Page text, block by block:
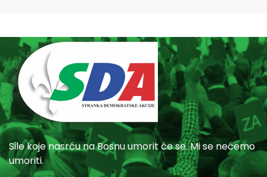
Sile koje nasrću na Bosnu umorit će se. Mi se nećemo
umoriti.